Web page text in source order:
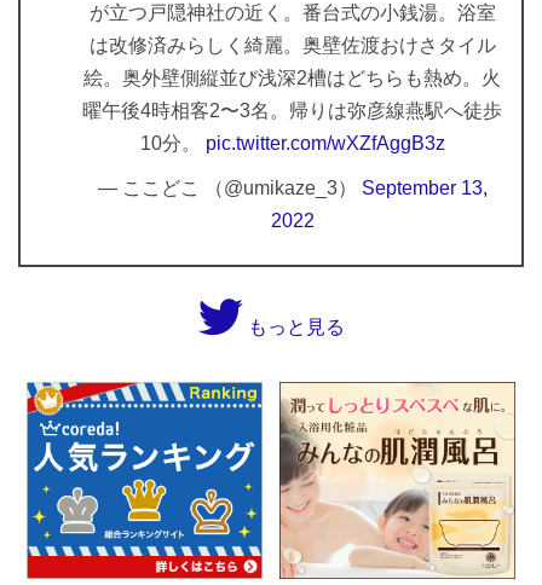
が立つ戸隠神社の近く。番台式の小銭湯。浴室
は改修済みらしく綺麗。奥壁佐渡おけさタイル
絵。奥外壁側縦並び浅深2槽はどちらも熱め。火
曜午後4時相客2〜3名。帰りは弥彦線燕駅へ徒歩
10分。 pic.twitter.com/wXZfAggB3z
— ここどこ （@umikaze_3） September 13,
2022
もっと見る